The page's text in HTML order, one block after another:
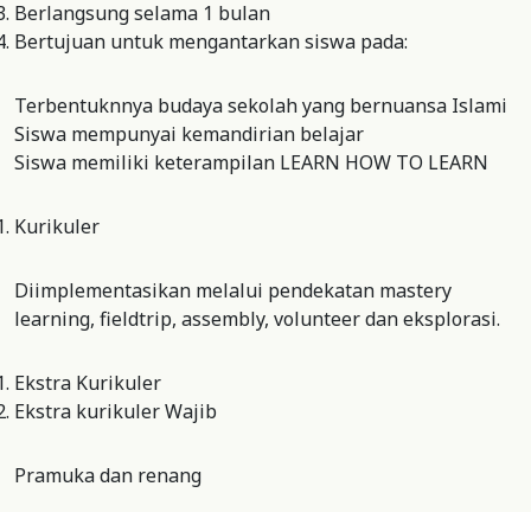
Berlangsung selama 1 bulan
Bertujuan untuk mengantarkan siswa pada:
Terbentuknnya budaya sekolah yang bernuansa Islami
Siswa mempunyai kemandirian belajar
Siswa memiliki keterampilan LEARN HOW TO LEARN
Kurikuler
Diimplementasikan melalui pendekatan mastery
learning, fieldtrip, assembly, volunteer dan eksplorasi.
Ekstra Kurikuler
Ekstra kurikuler Wajib
Pramuka dan renang